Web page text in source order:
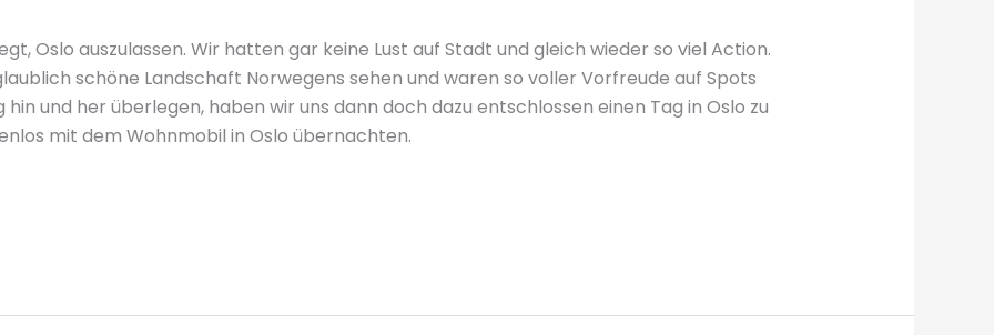
Oslo auszulassen. Wir hatten gar keine Lust auf Stadt und gleich wieder so viel Action.
schöne Landschaft Norwegens sehen und waren so voller Vorfreude auf Spots
und her überlegen, haben wir uns dann doch dazu entschlossen einen Tag in Oslo zu
mit dem Wohnmobil in Oslo übernachten.